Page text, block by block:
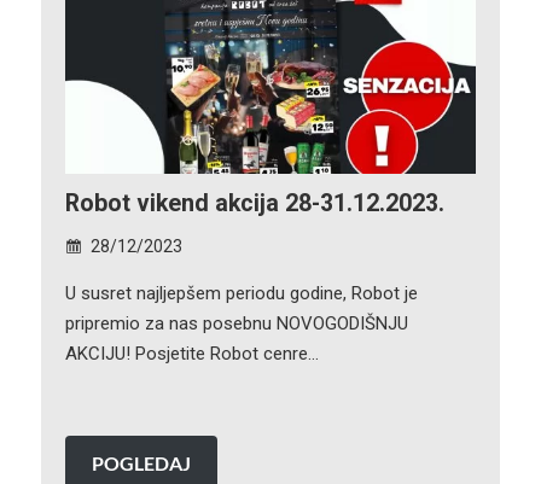
Robot vikend akcija 28-31.12.2023.
28/12/2023
U susret najljepšem periodu godine, Robot je
pripremio za nas posebnu NOVOGODIŠNJU
AKCIJU! Posjetite Robot cenre…
POGLEDAJ